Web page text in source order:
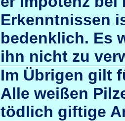
Erkenntnissen
bedenklich. Es
ihn nicht zu
Im Übrigen gilt
Alle weißen
tödlich giftige